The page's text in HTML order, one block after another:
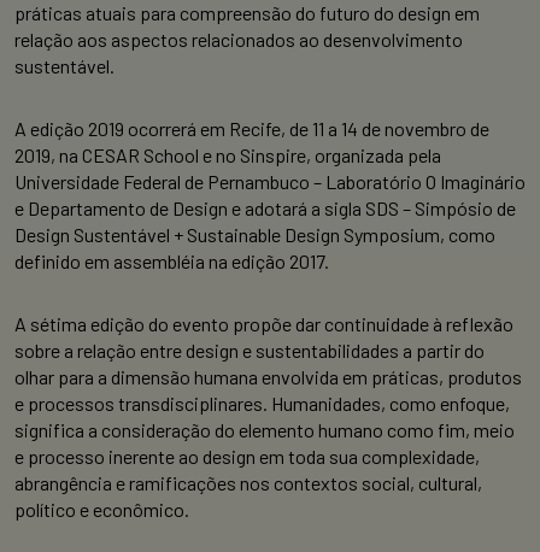
práticas atuais para compreensão do futuro do design em
relação aos aspectos relacionados ao desenvolvimento
sustentável.
A edição 2019 ocorrerá em Recife, de 11 a 14 de novembro de
2019, na CESAR School e no Sinspire, organizada pela
Universidade Federal de Pernambuco – Laboratório O Imaginário
e Departamento de Design e adotará a sigla SDS – Simpósio de
Design Sustentável + Sustainable Design Symposium, como
definido em assembléia na edição 2017.
A sétima edição do evento propõe dar continuidade à reflexão
sobre a relação entre design e sustentabilidades a partir do
olhar para a dimensão humana envolvida em práticas, produtos
e processos transdisciplinares. Humanidades, como enfoque,
significa a consideração do elemento humano como fim, meio
e processo inerente ao design em toda sua complexidade,
abrangência e ramificações nos contextos social, cultural,
político e econômico.